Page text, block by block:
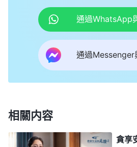
剛開始也有很多原則不掌握，
我，我碰到不會的就問姊妹，
神，那時候長進很快，盡本分
雖然我操練製作視頻的時間不
用心學習是能上手的，可我却
付代價就能得到神的開啓帶領
都能有長進；盡本分不用心、
通過WhatsApp
通過Messenger
相關内容
貪享